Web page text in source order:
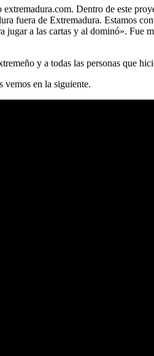
Dentro de este
fuera de Extremadura. Estamos
a las cartas y al dominó».
y a todas las personas que
vemos en la siguiente.